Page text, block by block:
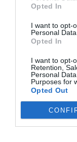
Opted In
I want to opt-
Personal
Opted In
I want to opt-
Retention,
Personal
Purposes for
Opted Out
por Hispanidad
Artículos
DIARIO DE
Diario de la
se reunió en
con
Plus Ultra